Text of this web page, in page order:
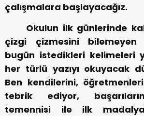
çalışmalara başlayacağız.
Okulun ilk günlerinde
çizgi çizmesini bilemeyen
bugün istedikleri kelimeleri
her türlü yazıyı okuyacak
Ben kendilerini,
tebrik ediyor,
temennisi ile ilk